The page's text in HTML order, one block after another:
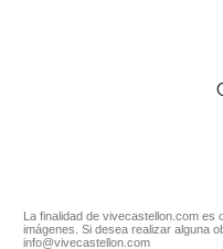
La finalidad de vivecastellon.com
imágenes. Si desea realizar alguna
info@vivecastellon.com